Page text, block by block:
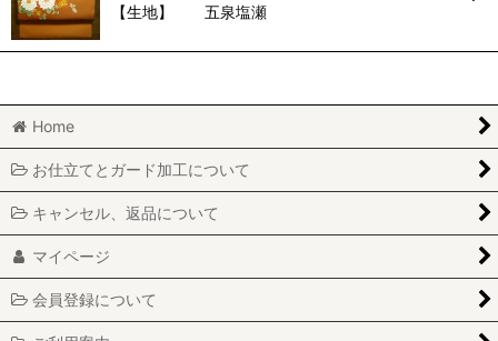
【生地】 五泉塩瀬
Home
お仕立てとガード加工について
キャンセル、返品について
マイページ
会員登録について